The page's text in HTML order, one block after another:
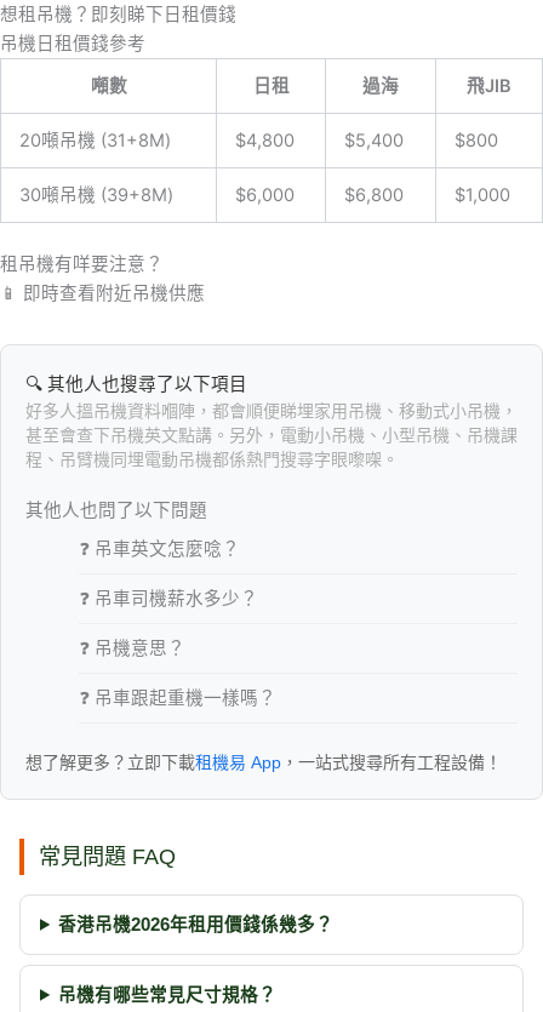
跳
至
想租吊機？即刻睇下日租價錢
吊機日租價錢參考
噸數
日租 過海 飛JIB
20噸吊機 (31+8M) $4,800 $5,400 $800
30噸吊機 (39+8M) $6,000 $6,800 $1,000
租吊機有咩要注意？
📱 即時查看附近吊機供應
🔍 其他人也搜尋了以下項目
好多人搵吊機資料嗰陣，都會順便睇埋家用吊機、移動式小吊機，
甚至會查下吊機英文點講。另外，電動小吊機、小型吊機、吊機課
程、吊臂機同埋電動吊機都係熱門搜尋字眼嚟㗎。
其他人也問了以下問題
❓ 吊車英文怎麼唸？
❓ 吊車司機薪水多少？
❓ 吊機意思？
❓ 吊車跟起重機一樣嗎？
想了解更多？立即下載租機易 App ，一站式搜尋所有工程設備！
常見問題 FAQ
香港吊機2026年租用價錢係幾多？
吊機有哪些常見尺寸規格？